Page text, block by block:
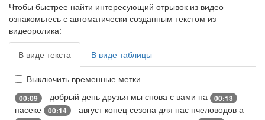
Чтобы быстрее найти интересующий отрывок из видео -
ознакомьтесь с автоматически созданным текстом из
видеоролика:
В виде текста В виде таблицы
Выключить временные метки
00:09 - добрый день друзья мы снова с вами на 00:13
-
пасеке
00:14 - август конец сезона для нас пчеловодов а